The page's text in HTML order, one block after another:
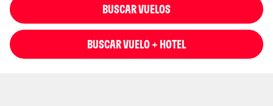
BUSCAR VUELOS
BUSCAR VUELO + HOTEL